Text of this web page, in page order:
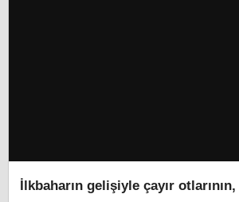
İlkbaharın gelişiyle çayır